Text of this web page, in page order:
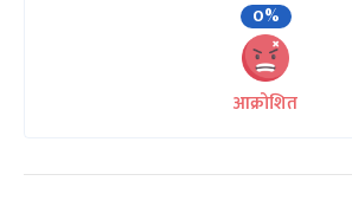
0%
आक्रोशित